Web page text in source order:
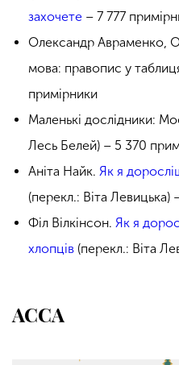
захочете – 7 777
Олександр Авраменко,
мова: правопис у
примірники
Маленькі дослідники:
Лесь Белей) – 5 370
Аніта Найк. Як я
(перекл.: Віта Левицька)
Філ Вілкінсон. Як я
хлопців (перекл.: Віта
АССА